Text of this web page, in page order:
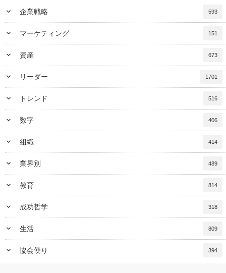
keyboard_arrow_down 企業戦略 593
keyboard_arrow_down マーケティング 151
keyboard_arrow_down 資産 673
keyboard_arrow_down リーダー 1701
keyboard_arrow_down トレンド 516
keyboard_arrow_down 数字 406
keyboard_arrow_down 組織 414
keyboard_arrow_down 業界別 489
keyboard_arrow_down 教育 814
keyboard_arrow_down 成功哲学 318
keyboard_arrow_down 生活 809
keyboard_arrow_down 協会便り 394